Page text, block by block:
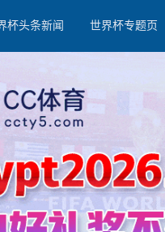
杯头条新闻 世界杯专题页